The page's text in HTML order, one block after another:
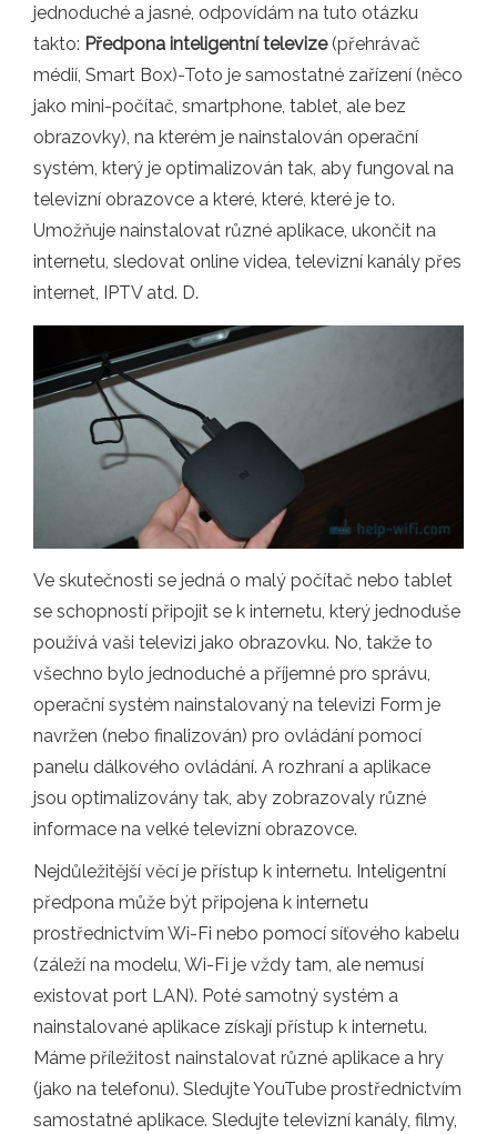
jednoduché a jasné, odpovídám na tuto otázku
takto: Předpona inteligentní televize(přehrávač
médií, Smart Box)-Toto je samostatné zařízení (něco
jako mini-počítač, smartphone, tablet, ale bez
obrazovky), na kterém je nainstalován operační
systém, který je optimalizován tak, aby fungoval na
televizní obrazovce a které, které, které je to.
Umožňuje nainstalovat různé aplikace, ukončit na
internetu, sledovat online videa, televizní kanály přes
internet, IPTV atd. D.
Ve skutečnosti se jedná o malý počítač nebo tablet
se schopností připojit se k internetu, který jednoduše
používá vaši televizi jako obrazovku. No, takže to
všechno bylo jednoduché a příjemné pro správu,
operační systém nainstalovaný na televizi Form je
navržen (nebo finalizován) pro ovládání pomocí
panelu dálkového ovládání. A rozhraní a aplikace
jsou optimalizovány tak, aby zobrazovaly různé
informace na velké televizní obrazovce.
Nejdůležitější věcí je přístup k internetu. Inteligentní
předpona může být připojena k internetu
prostřednictvím Wi-Fi nebo pomocí síťového kabelu
(záleží na modelu, Wi-Fi je vždy tam, ale nemusí
existovat port LAN). Poté samotný systém a
nainstalované aplikace získají přístup k internetu.
Máme příležitost nainstalovat různé aplikace a hry
(jako na telefonu). Sledujte YouTube prostřednictvím
samostatné aplikace. Sledujte televizní kanály, filmy,